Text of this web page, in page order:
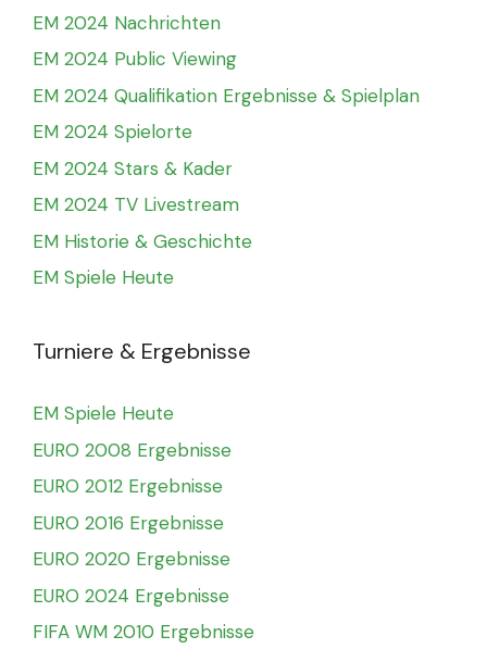
EM 2024 Nachrichten
EM 2024 Public Viewing
EM 2024 Qualifikation Ergebnisse & Spielplan
EM 2024 Spielorte
EM 2024 Stars & Kader
EM 2024 TV Livestream
EM Historie & Geschichte
EM Spiele Heute
Turniere & Ergebnisse
EM Spiele Heute
EURO 2008 Ergebnisse
EURO 2012 Ergebnisse
EURO 2016 Ergebnisse
EURO 2020 Ergebnisse
EURO 2024 Ergebnisse
FIFA WM 2010 Ergebnisse